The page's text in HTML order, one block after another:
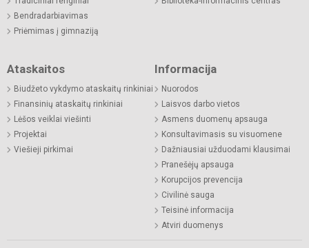
Bendradarbiavimas
Priėmimas į gimnaziją
Ataskaitos
Biudžeto vykdymo ataskaitų rinkiniai
Finansinių ataskaitų rinkiniai
Lėšos veiklai viešinti
Projektai
Viešieji pirkimai
Informacija
Nuorodos
Laisvos darbo vietos
Asmens duomenų apsauga
Konsultavimasis su visuomene
Dažniausiai užduodami klausimai
Pranešėjų apsauga
Korupcijos prevencija
Civilinė sauga
Teisinė informacija
Atviri duomenys